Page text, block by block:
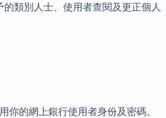
類別人士、使用者查閱及更正個人
的網上銀行使用者身份及密碼。